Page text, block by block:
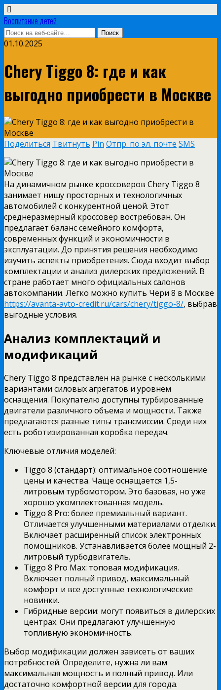
Воспитание детей
01.10.2025
Chery Tiggo 8: где и как
выгодно приобрести в Москве
Поделиться Твитнуть Pin Отпр. по эл. почте SMS
На динамичном рынке кроссоверов Chery Tiggo 8
занимает нишу просторных и технологичных
автомобилей с конкурентной ценой. Этот
среднеразмерный кроссовер востребован. Он
предлагает баланс семейного комфорта,
современных функций и экономичности в
эксплуатации. До принятия решения необходимо
изучить аспекты приобретения. Сюда входит выбор
комплектации и анализ дилерских предложений. В
стране работает много официальных салонов
автокомпании. Легко можно купить Чери 8 в Москве
https://avanta-avto-credit.ru/cars/chery/tiggo-8/, выбрав
выгодные условия.
Анализ комплектаций и
модификаций
Chery Tiggo 8 представлен на рынке с несколькими
вариантами силовых агрегатов и уровнем
оснащения. Покупателю доступны турбированные
двигатели различного объема и мощности. Также
предлагаются разные типы трансмиссии. Среди них
есть роботизированная коробка передач.
Ключевые отличия моделей:
Tiggo 8 (стандарт): оптимальное соотношение
цены и качества. Чаще оснащается 1,5-
литровым турбомотором. Это базовая, но уже
хорошо укомплектованная модель.
Tiggo 8 Pro: более премиальный вариант.
Отличается улучшенными материалами отделки.
Включает расширенный список электронных
помощников. Устанавливается более мощный 2-
литровый турбодвигатель.
Tiggo 8 Pro Max: топовая модификация.
Включает полный привод, максимальный
комфорт и все доступные технологические
новинки.
Гибридные версии: могут появиться в дилерских
центрах. Они предлагают улучшенную
топливную экономичность.
Выбор модификации должен зависеть от ваших
потребностей. Определите, нужна ли вам
максимальная мощность и полный привод. Или
достаточно комфортной версии для города.